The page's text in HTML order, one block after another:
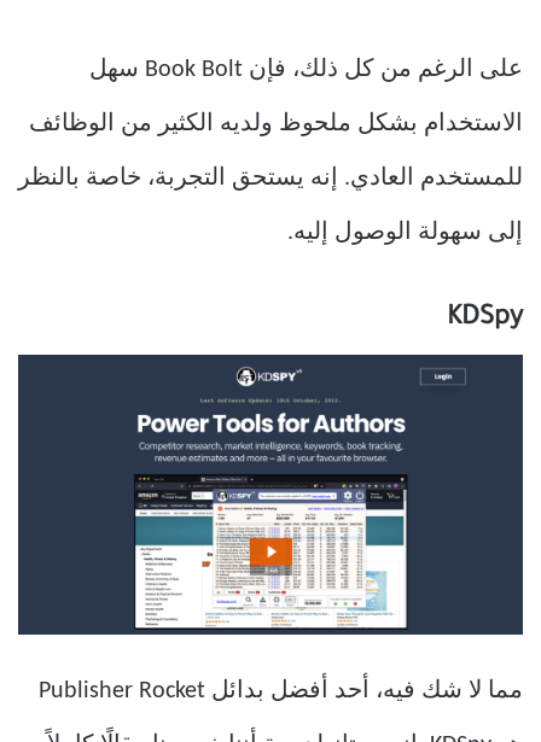
على الرغم من كل ذلك، فإن Book Bolt سهل
الاستخدام بشكل ملحوظ ولديه الكثير من الوظائف
للمستخدم العادي. إنه يستحق التجربة، خاصة بالنظر
إلى سهولة الوصول إليه.
KDSpy
مما لا شك فيه، أحد أفضل بدائل Publisher Rocket